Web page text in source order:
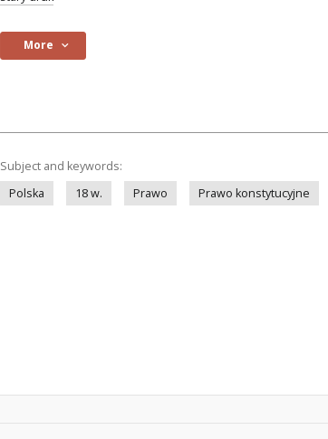
More
Subject and keywords:
Polska
18 w. Prawo Prawo konstytucyjne